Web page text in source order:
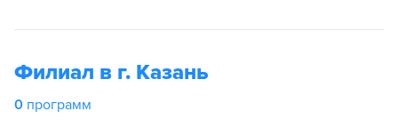
Филиал в г. Казань
0 программ